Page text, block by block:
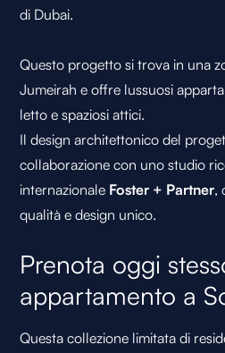
di Dubai.
Questo progetto si trova in una
Jumeirah e offre lussuosi
letto e spaziosi attici.
Il design architettonico del
collaborazione con uno studio
internazionale Foster + Partner,
qualità e design unico.
Prenota oggi
appartamento a
Questa collezione limitata di